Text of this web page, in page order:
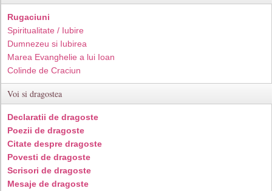
Rugaciuni
Spiritualitate / Iubire
Dumnezeu si Iubirea
Marea Evanghelie a lui Ioan
Colinde de Craciun
Voi si dragostea
Declaratii de dragoste
Poezii de dragoste
Citate despre dragoste
Povesti de dragoste
Scrisori de dragoste
Mesaje de dragoste